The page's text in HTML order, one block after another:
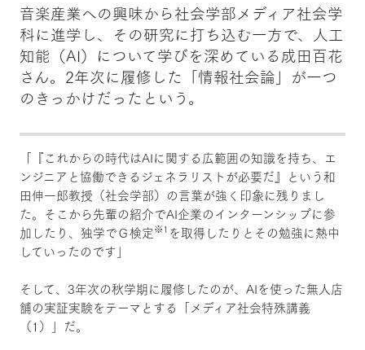
音楽産業への興味から社会学部メディア社会学
科に進学し、その研究に打ち込む一方で、人工
知能（AI）について学びを深めている成田百花
さん。2年次に履修した「情報社会論」が一つ
のきっかけだったという。
「『これからの時代はAIに関する広範囲の知識を持ち、エ
ンジニアと協働できるジェネラリストが必要だ』という和
田伸一郎教授（社会学部）の言葉が強く印象に残りまし
た。そこから先輩の紹介でAI企業のインターンシップに参
加したり、独学でＧ検定※1 を取得したりとその勉強に熱中
していったのです」
そして、3年次の秋学期に履修したのが、AIを使った無人店
舗の実証実験をテーマとする「メディア社会特殊講義
（1）」だ。